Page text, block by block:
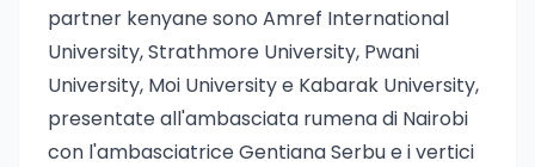
partner kenyane sono Amref International
University, Strathmore University, Pwani
University, Moi University e Kabarak University,
presentate all'ambasciata rumena di Nairobi
con l'ambasciatrice Gentiana Serbu e i vertici